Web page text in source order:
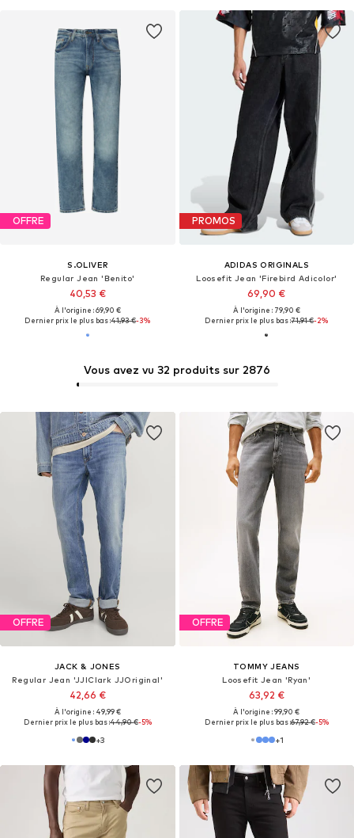
OFFRE
S.OLIVER
Regular Jean 'Benito'
40,53 €
À l'origine : 69,90 €
Dernier prix le plus bas :41,93 €-3%
PROMOS
ADIDAS ORIGINALS
Loosefit Jean 'Firebird Adicolor'
69,90 €
À l'origine : 79,90 €
Dernier prix le plus bas :71,91 €-2%
OFFRE
JACK & JONES
Regular Jean 'JJIClark JJOriginal'
42,66 €
À l'origine : 49,99 €
Dernier prix le plus bas :44,90 €-5%
+3
OFFRE
TOMMY JEANS
Loosefit Jean 'Ryan'
63,92 €
À l'origine : 99,90 €
Dernier prix le plus bas :67,92 €-5%
+1
Vous avez vu 32 produits sur 2876